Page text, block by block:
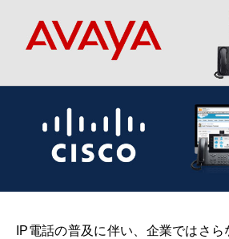
IP電話の普及に伴い、企業ではさ